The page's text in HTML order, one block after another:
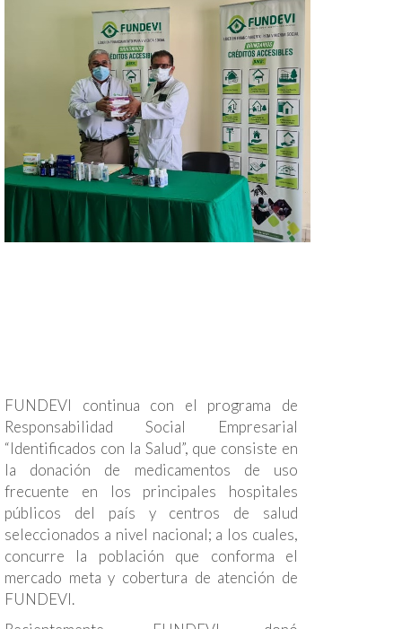
FUNDEVI continua con el programa de
Responsabilidad Social Empresarial
“Identificados con la Salud”, que consiste en
la donación de medicamentos de uso
frecuente en los principales hospitales
públicos del país y centros de salud
seleccionados a nivel nacional; a los cuales,
concurre la población que conforma el
mercado meta y cobertura de atención de
FUNDEVI.